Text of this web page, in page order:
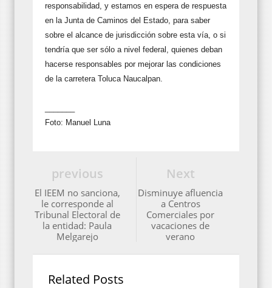
responsabilidad, y estamos en espera de respuesta
en la Junta de Caminos del Estado, para saber
sobre el alcance de jurisdicción sobre esta vía, o si
tendría que ser sólo a nivel federal, quienes deban
hacerse responsables por mejorar las condiciones
de la carretera Toluca Naucalpan.
Foto: Manuel Luna
Next
Disminuye afluencia
a Centros
Comerciales por
vacaciones de
verano
previous
El IEEM no sanciona,
le corresponde al
Tribunal Electoral de
la entidad: Paula
Melgarejo
Related Posts